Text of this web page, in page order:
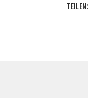
TEILEN: